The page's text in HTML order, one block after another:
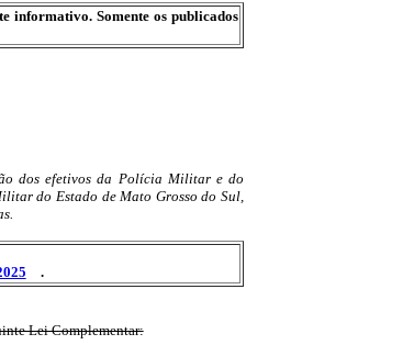
informativo. Somente os publicados
dos efetivos da Polícia Militar e do
do Estado de Mato Grosso do Sul,
.
Lei Complementar: